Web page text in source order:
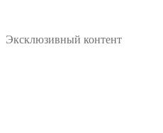
Эксклюзивный контент